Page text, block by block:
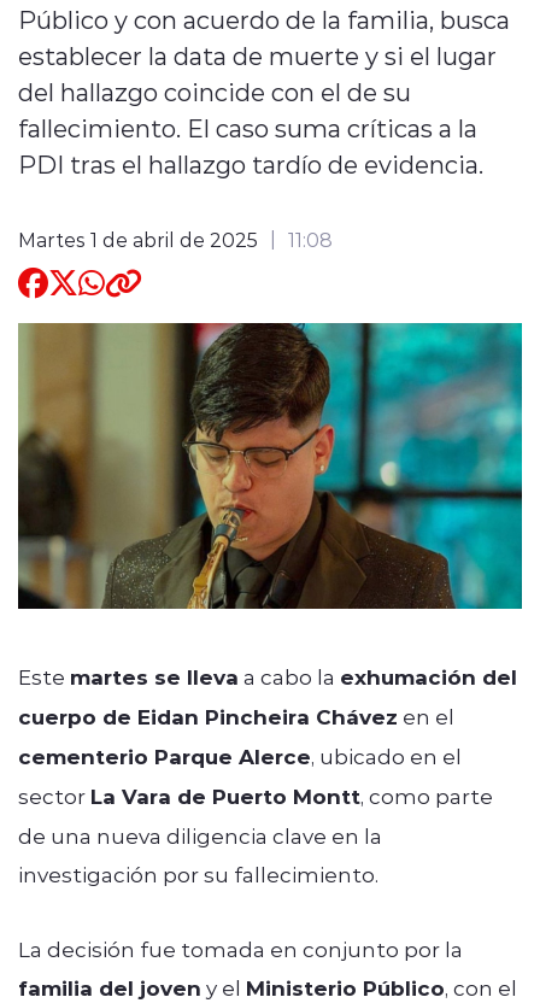
modo claro
Público y con acuerdo de la familia, busca
establecer la data de muerte y si el lugar
del hallazgo coincide con el de su
fallecimiento. El caso suma críticas a la
PDI tras el hallazgo tardío de evidencia.
Martes 1 de abril de 2025 11:08
Este martes se lleva a cabo la exhumación del
cuerpo de Eidan Pincheira Chávez en el
cementerio Parque Alerce, ubicado en el
sector La Vara de Puerto Montt, como parte
de una nueva diligencia clave en la
investigación por su fallecimiento.
La decisión fue tomada en conjunto por la
familia del joven y el Ministerio Público, con el